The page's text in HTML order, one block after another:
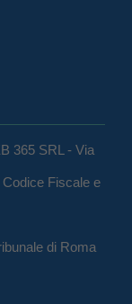
365 SRL - Via
Fiscale e
di Roma